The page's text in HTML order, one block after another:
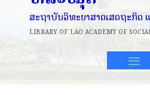
ສະຖາບັນວິທະຍາສາດເສດຖະກິດ
LIBRARY OF LAO ACADEMY OF